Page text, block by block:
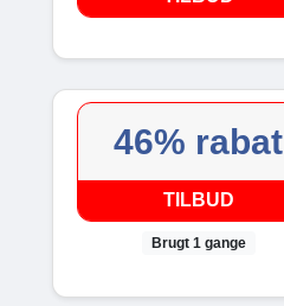
46% rabat
TILBUD
Brugt 1 gange